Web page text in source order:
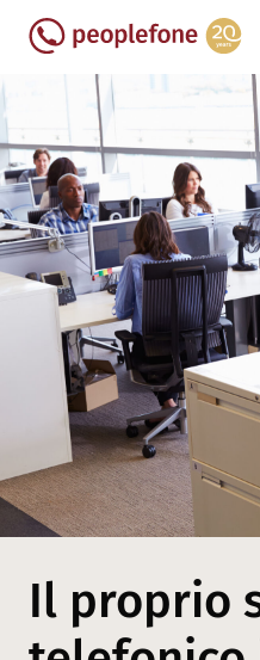
Il proprio